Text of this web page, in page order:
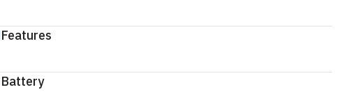
Features
Battery